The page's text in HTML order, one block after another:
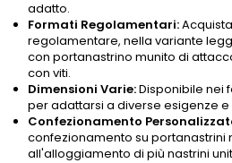
adatto.
Formati Regolamentari:
regolamentare, nella variante
con portanastrino munito di
con viti.
Dimensioni Varie:Disponibile nei
per adattarsi a diverse esigenze
Confezionamento
confezionamento su portanastrini
all'alloggiamento di più nastrini